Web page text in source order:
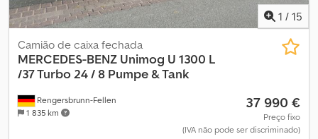
1 / 15
Rengersbrunn-Fellen
1 835 km
Camião de caixa fechada
MERCEDES-BENZ Unimog U 1300 L
/37 Turbo 24 / 8 Pumpe & Tank
37 990 €
Preço fixo
(IVA não pode ser discriminado)